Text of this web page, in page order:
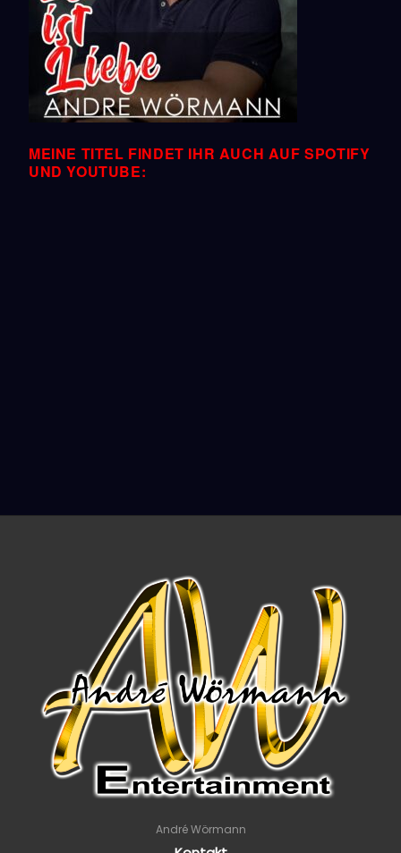
MEINE TITEL FINDET IHR AUCH AUF SPOTIFY
UND YOUTUBE:
André Wörmann